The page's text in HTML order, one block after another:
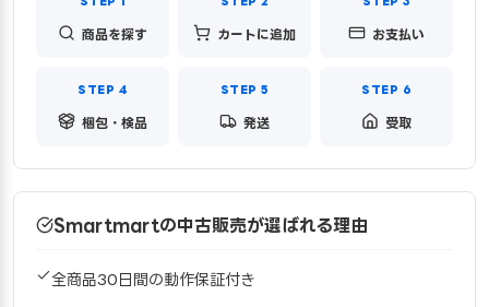
商品を探す カートに追加 お支払い
梱包・検品 発送 受取
Smartmartの中古販売が選ばれる理由
全商品30日間の動作保証付き